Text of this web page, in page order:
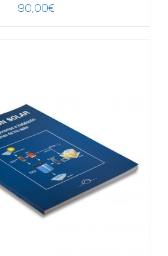
90,00€